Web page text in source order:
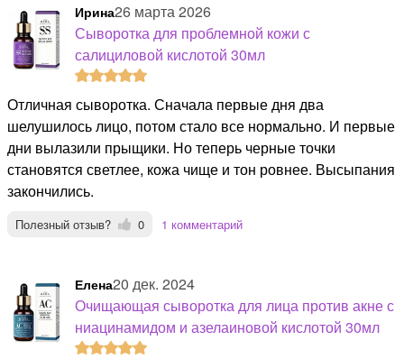
Ирина26 марта 2026
Сыворотка для проблемной кожи с
салициловой кислотой 30мл
Отличная сыворотка. Сначала первые дня два
шелушилось лицо, потом стало все нормально. И первые
дни вылазили прыщики. Но теперь черные точки
становятся светлее, кожа чище и тон ровнее. Высыпания
закончились.
Полезный отзыв? 0 1 комментарий
Елена20 дек. 2024
Очищающая сыворотка для лица против акне с
ниацинамидом и азелаиновой кислотой 30мл